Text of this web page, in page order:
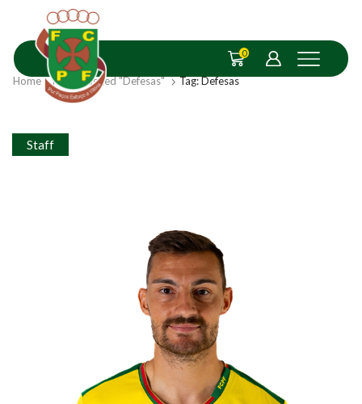
0
Home Posts Tagged "Defesas" Tag: Defesas
Staff